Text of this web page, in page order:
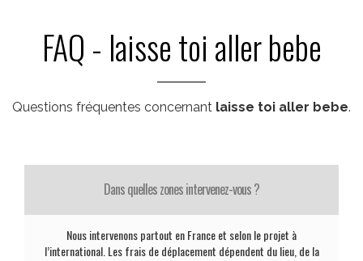
FAQ - laisse toi aller bebe
Questions fréquentes concernant laisse toi aller bebe.
Dans quelles zones intervenez-vous ?
Nous intervenons partout en France et selon le projet à
l’international. Les frais de déplacement dépendent du lieu, de la